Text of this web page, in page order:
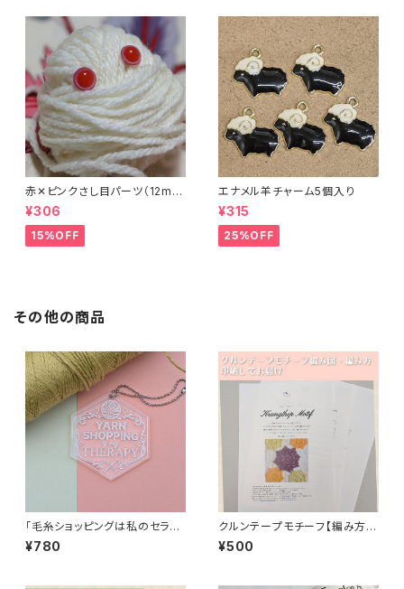
赤✕ピンクさし目パーツ（12m
m）（4個セット）
¥306
15%OFF
エナメル羊チャーム5個入り
¥315
25%OFF
その他の商品
「毛糸ショッピングは私のセラピ
ー」アクリルキーホルダー
¥780
クルンテープモチーフ【編み方・
編み図 印刷してお届け】
¥500